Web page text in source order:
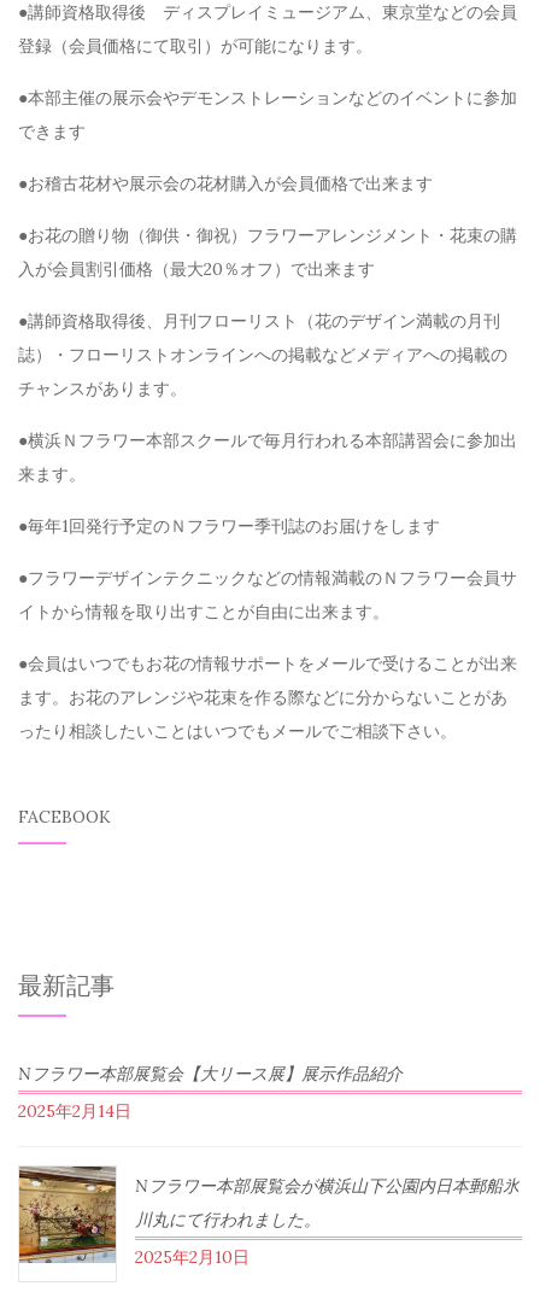
●講師資格取得後 ディスプレイミュージアム、東京堂などの会員
登録（会員価格にて取引）が可能になります。
●本部主催の展示会やデモンストレーションなどのイベントに参加
できます
●お稽古花材や展示会の花材購入が会員価格で出来ます
●お花の贈り物（御供・御祝）フラワーアレンジメント・花束の購
入が会員割引価格（最大20％オフ）で出来ます
●講師資格取得後、月刊フローリスト（花のデザイン満載の月刊
誌）・フローリストオンラインへの掲載などメディアへの掲載の
チャンスがあります。
●横浜Ｎフラワー本部スクールで毎月行われる本部講習会に参加出
来ます。
●毎年1回発行予定のＮフラワー季刊誌のお届けをします
●フラワーデザインテクニックなどの情報満載のＮフラワー会員サ
イトから情報を取り出すことが自由に出来ます。
●会員はいつでもお花の情報サポートをメールで受けることが出来
ます。お花のアレンジや花束を作る際などに分からないことがあ
ったり相談したいことはいつでもメールでご相談下さい。
FACEBOOK
最新記事
Nフラワー本部展覧会【大リース展】展示作品紹介
2025年2月14日
Nフラワー本部展覧会が横浜山下公園内日本郵船氷
川丸にて行われました。
2025年2月10日